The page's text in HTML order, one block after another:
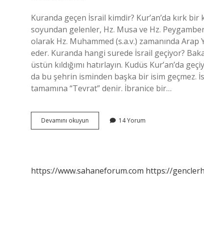
Kuranda geçen İsrail kimdir? Kur’an’da kırk
soyundan gelenler, Hz. Musa ve Hz.
olarak Hz. Muhammed (s.a.v.) zamanında Arap
eder. Kuranda hangi surede İsrail geçiyor?
üstün kıldığımı hatırlayın. Kudüs Kur’an’da
da bu şehrin isminden başka bir isim geçmez.
tamamına “Tevrat” denir. İbranice bir…
Devamını okuyun
Kuranda
14 Yorum
https://www.sahaneforum.com https://